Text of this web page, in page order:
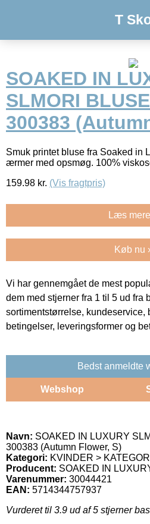
T
SOAKED IN
SLMORI
300383
Smuk printet bluse fra Soaked in
ærmer med opsmøg. 100%
159.98 kr. (Vis fragtpris)
Læs
Køb nu
Vi har gennemgået de mest
dem med stjerner fra 1 til 5 ud fra
sortimentstørrelse, kundeservice,
betingelser, leveringsformer og
Bedst anmeldte
Webshop
Navn: SOAKED IN LUXURY
300383 (Autumn Flower, S)
Kategori: KVINDER >
Producent: SOAKED IN
Varenummer: 30044421
EAN: 5714344757937
Vurderet til 3.9 ud af 5 stjerner